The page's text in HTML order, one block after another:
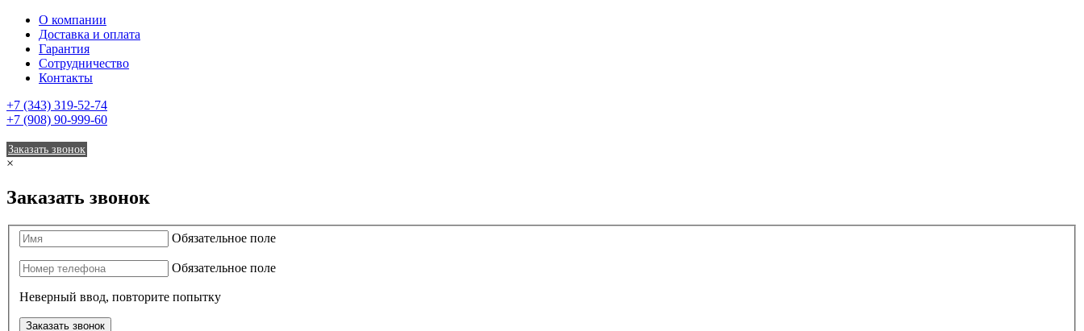
О компании
Доставка и оплата
Гарантия
Сотрудничество
Контакты
+7 (343) 319-52-74
+7 (908) 90-999-60
Заказать звонок
×
Заказать звонок
Обязательное поле
Обязательное поле
Неверный ввод, повторите попытку
Заказать звонок